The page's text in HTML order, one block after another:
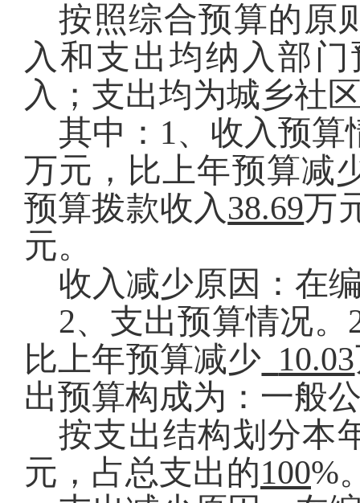
按照综合预算的原
入和支出均纳入部
入； 支出均为城乡社
其中： 1、收入预算
万元，比上年预算减
预算拨款收入38.69万
元。
收入减少原因：在
2、支出预算情况。
比上年预算减少 10.03
出预算构成为：一般
按支出结构划分本
元，占总支出的100%